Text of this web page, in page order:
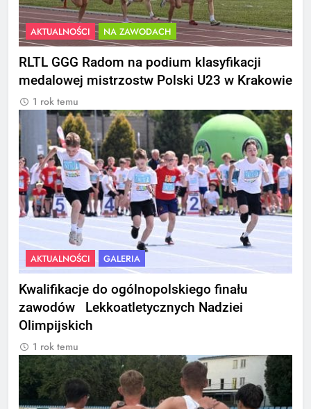
AKTUALNOŚCI NA ZAWODACH
RLTL GGG Radom na podium klasyfikacji
medalowej mistrzostw Polski U23 w Krakowie
1 rok temu
AKTUALNOŚCI GALERIA
Kwalifikacje do ogólnopolskiego finału
zawodów Lekkoatletycznych Nadziei
Olimpijskich
1 rok temu